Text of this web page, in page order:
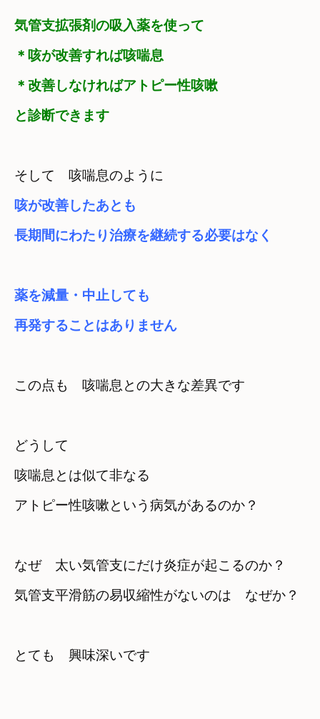
気管支拡張剤の吸入薬を使って
＊咳が改善すれば咳喘息
＊改善しなければアトピー性咳嗽
と診断できます
そして　咳喘息のように
咳が改善したあとも
薬を減量・中止しても
再発することはありません
この点も　咳喘息との大きな差異です
どうして
咳喘息とは似て非なる
アトピー性咳嗽という病気があるのか？
なぜ　太い気管支にだけ炎症が起こるのか？
気管支平滑筋の易収縮性がないのは　なぜか？
とても　興味深いです